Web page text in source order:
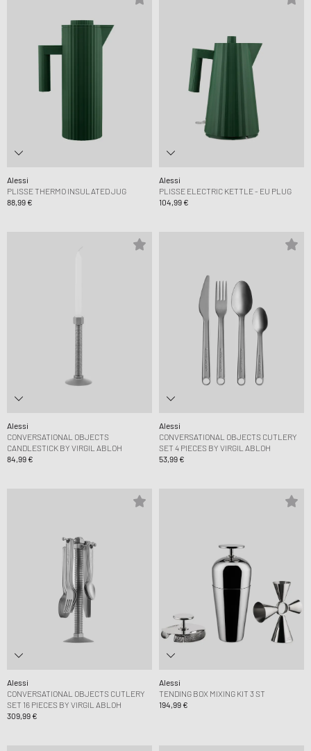
Alessi
PLISSE THERMO INSULATED JUG
88,99 €
Alessi
PLISSE ELECTRIC KETTLE - EU PLUG
104,99 €
Alessi
CONVERSATIONAL OBJECTS
CANDLESTICK BY VIRGIL ABLOH
84,99 €
Alessi
CONVERSATIONAL OBJECTS CUTLERY
SET 4 PIECES BY VIRGIL ABLOH
53,99 €
Alessi
CONVERSATIONAL OBJECTS CUTLERY
SET 16 PIECES BY VIRGIL ABLOH
309,99 €
Alessi
TENDING BOX MIXING KIT 3 ST
194,99 €